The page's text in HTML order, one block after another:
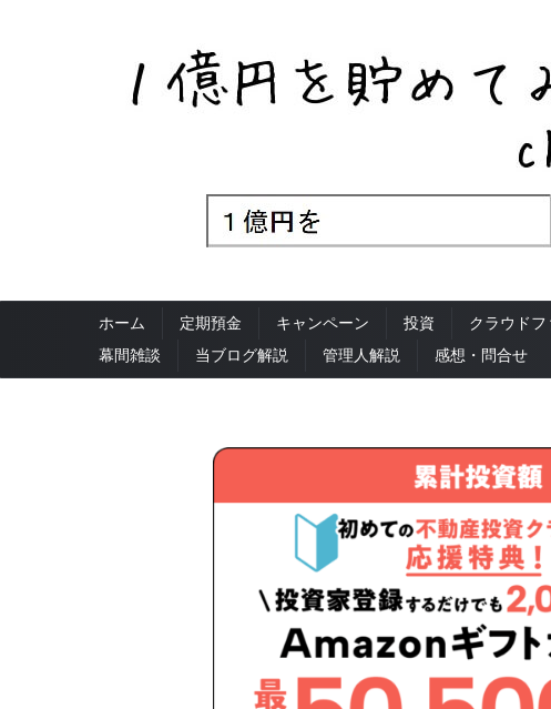
ホーム 定期預金 キャンペーン 投資 クラウド
幕間雑談
当ブログ解説 管理人解説 感想・問合せ